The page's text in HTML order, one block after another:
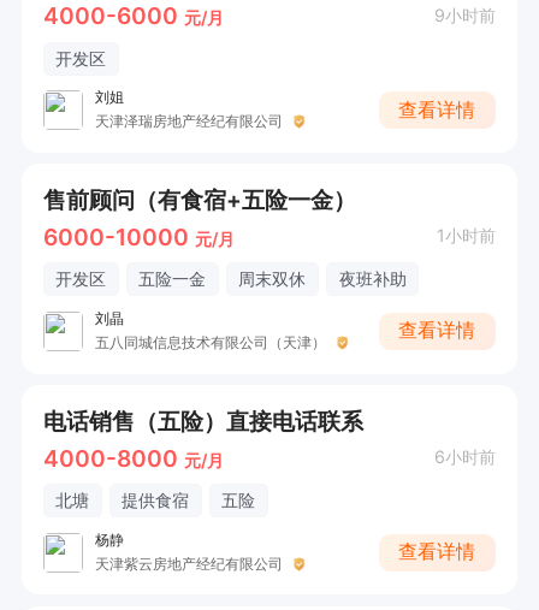
4000-6000 元/月 9小时前
开发区
刘姐
天津泽瑞房地产经纪有限公司
查看详情
售前顾问（有食宿+五险一金）
6000-10000 元/月 1小时前
开发区 五险一金 周末双休 夜班补助
刘晶
五八同城信息技术有限公司（天津）
查看详情
电话销售（五险）直接电话联系
4000-8000 元/月 6小时前
北塘 提供食宿 五险
杨静
天津紫云房地产经纪有限公司
查看详情